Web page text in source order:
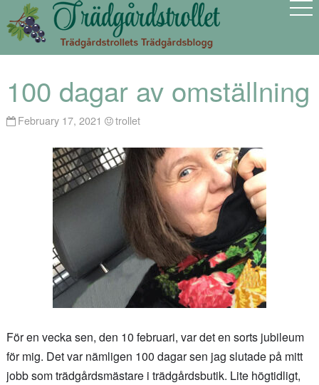
100 dagar av omställning
February 17, 2021 trollet
För en vecka sen, den 10 februari, var det en sorts jubileum
för mig. Det var nämligen 100 dagar sen jag slutade på mitt
jobb som trädgårdsmästare i trädgårdsbutik. Lite högtidligt,